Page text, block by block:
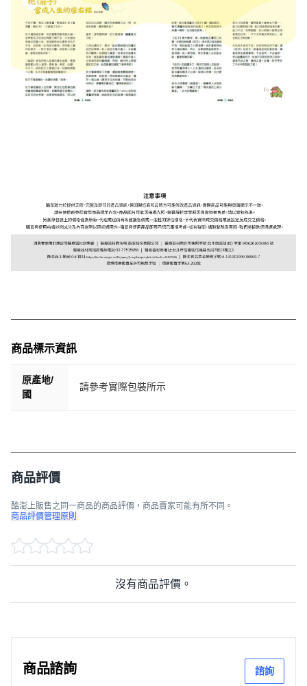
商品標示資訊
原產地/
國
請參考實際包裝所示
商品評價
酷澎上販售之同一商品的商品評價，商品賣家可能有所不同。
商品評價管理原則
沒有商品評價。
商品諮詢 諮詢